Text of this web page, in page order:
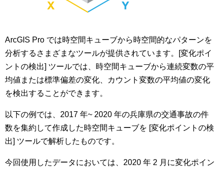
ArcGIS Pro では時空間キューブから時空間的なパターンを
分析するさまざまなツールが提供されています。[変化ポイ
ントの検出] ツールでは、時空間キューブから連続変数の平
均値または標準偏差の変化、カウント変数の平均値の変化
を検出することができます。
以下の例では、2017 年~ 2020 年の兵庫県の交通事故の件
数を集約して作成した時空間キューブを [変化ポイントの検
出] ツールで解析したものです。
今回使用したデータにおいては、2020 年 2 月に変化ポイン